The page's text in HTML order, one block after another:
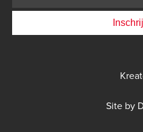
mailadres
Site by